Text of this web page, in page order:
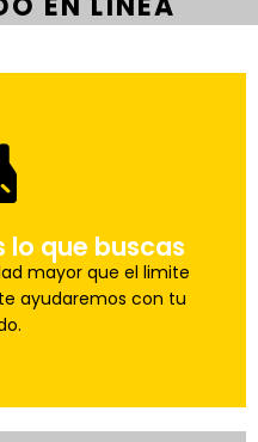
lo que buscas
mayor que el limite
ayudaremos con tu
te ayudara con tu